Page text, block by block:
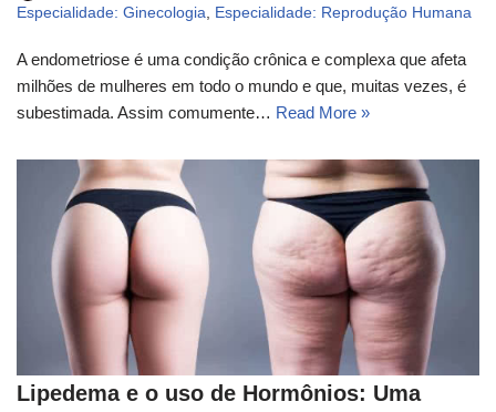
Especialidade: Ginecologia
Especialidade: Reprodução Humana
A endometriose é uma condição crônica e complexa que afeta
milhões de mulheres em todo o mundo e que, muitas vezes, é
subestimada. Assim comumente… Read More »
Lipedema e o uso de Hormônios: Uma